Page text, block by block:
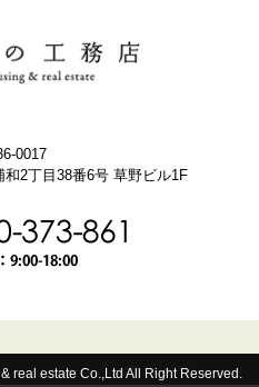
0017
2丁目38番6号 草野ビル1F
real estate Co.,Ltd All Right Reserved.